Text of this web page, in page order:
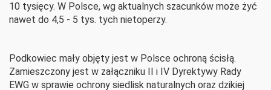
10 tysięcy. W Polsce, wg aktualnych szacunków może żyć
nawet do 4,5 - 5 tys. tych nietoperzy.
Podkowiec mały objęty jest w Polsce ochroną ścisłą.
Zamieszczony jest w załączniku II i IV Dyrektywy Rady
EWG w sprawie ochrony siedlisk naturalnych oraz dzikiej